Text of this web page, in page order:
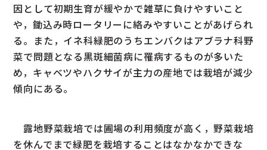
因として初期生育が緩やかで雑草に負けやすいこと
や，鋤込み時ロータリーに絡みやすいことがあげられ
る。また，イネ科緑肥のうちエンバクはアブラナ科野
菜で問題となる黒斑細菌病に罹病するものが多いた
め，キャベツやハクサイが主力の産地では栽培が減少
傾向にある。
露地野菜栽培では圃場の利用頻度が高く，野菜栽培
を休んでまで緑肥を栽培することはなかなかできな